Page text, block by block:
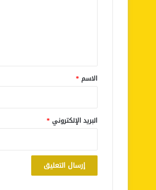
*
الاسم *
البريد الإلكتروني *